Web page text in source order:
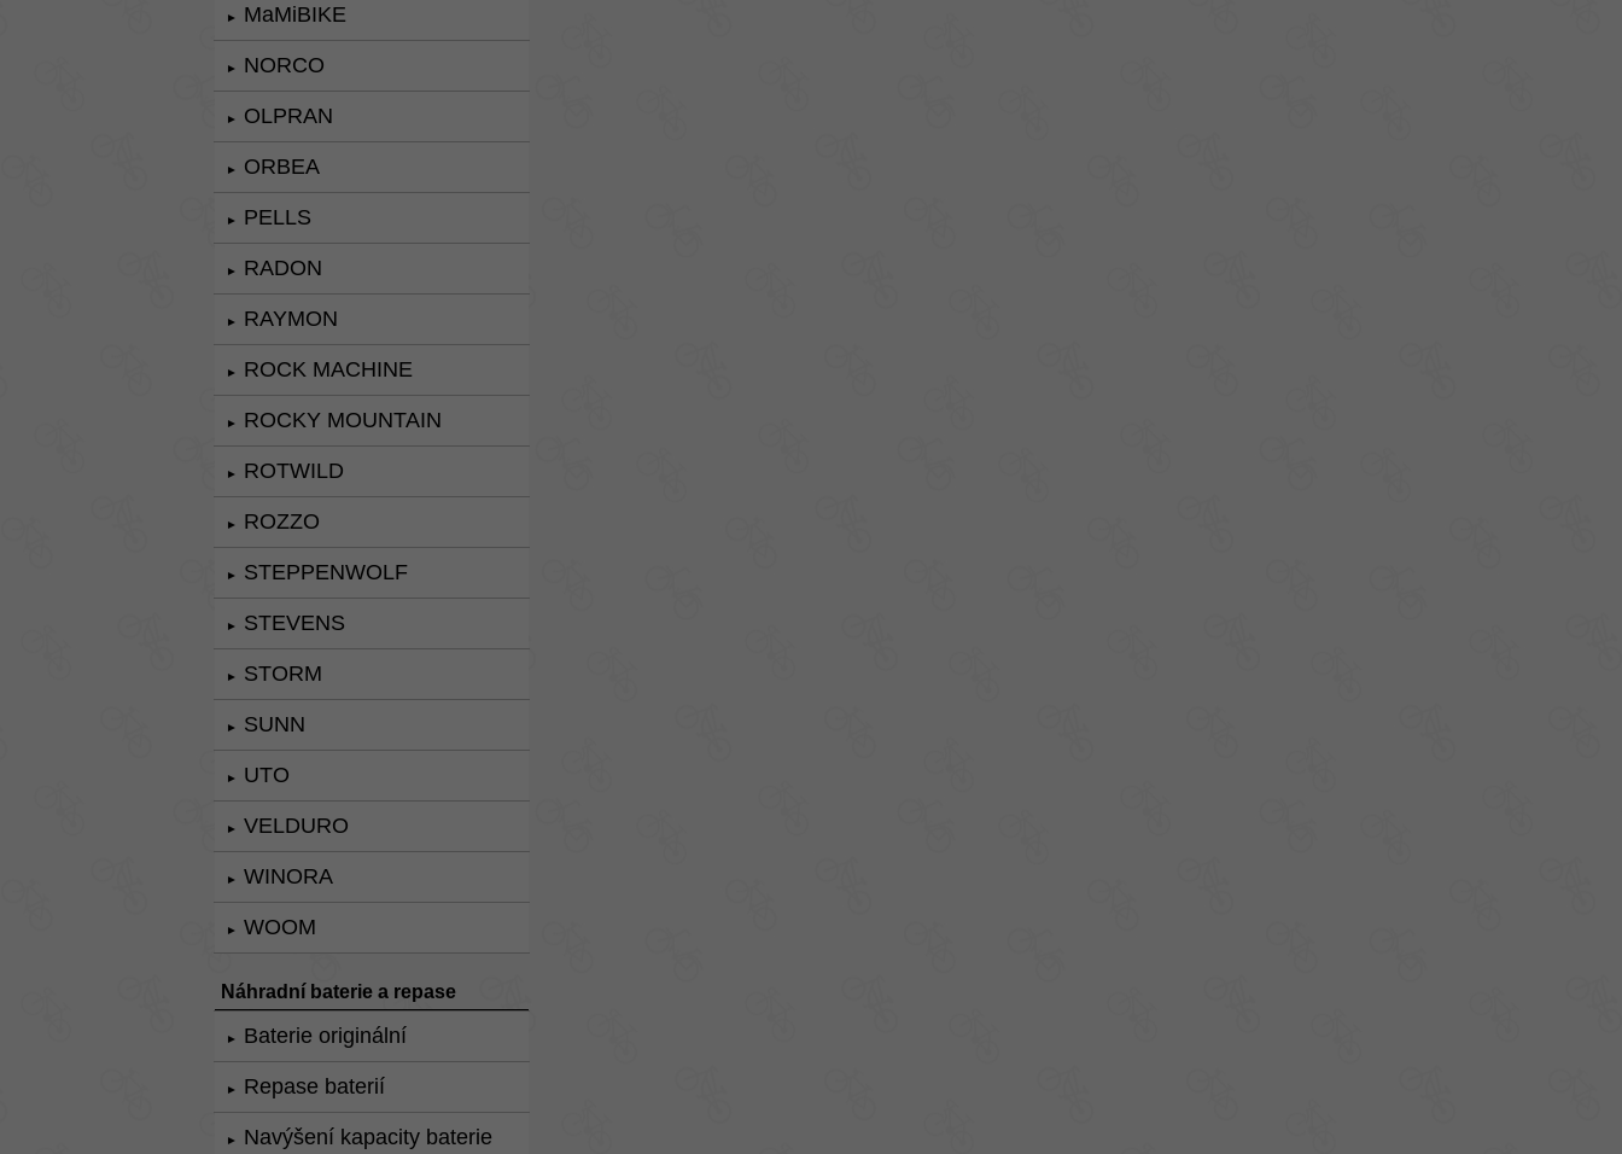
► MaMiBIKE
► NORCO
► OLPRAN
► ORBEA
► PELLS
► RADON
► RAYMON
► ROCK MACHINE
► ROCKY MOUNTAIN
► ROTWILD
► ROZZO
► STEPPENWOLF
► STEVENS
► STORM
► SUNN
► UTO
► VELDURO
► WINORA
► WOOM
Náhradní baterie a repase
► Baterie originální
► Repase baterií
► Navýšení kapacity baterie